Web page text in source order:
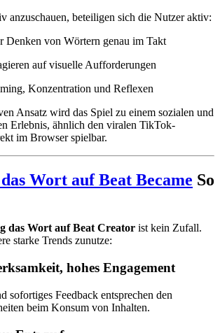
anzuschauen, beteiligen sich die Nutzer aktiv:
Denken von Wörtern genau im Takt
auf visuelle Aufforderungen
Konzentration und Reflexen
Ansatz wird das Spiel zu einem sozialen und
Erlebnis, ähnlich den viralen TikTok-
im Browser spielbar.
das Wort auf Beat Became So
das Wort auf Beat Creator ist kein Zufall.
starke Trends zunutze:
hohes Engagement
sofortiges Feedback entsprechen den
beim Konsum von Inhalten.